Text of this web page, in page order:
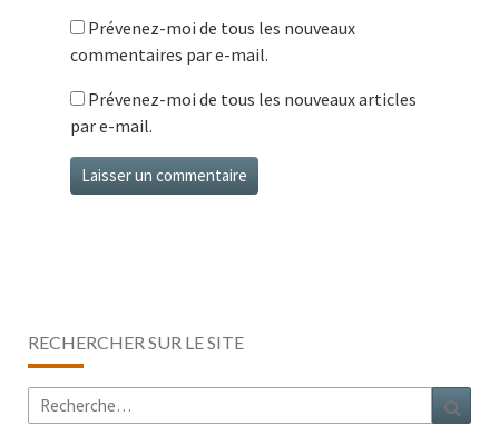
Prévenez-moi de tous les nouveaux
commentaires par e-mail.
Prévenez-moi de tous les nouveaux articles
par e-mail.
RECHERCHER SUR LE SITE
Rechercher :